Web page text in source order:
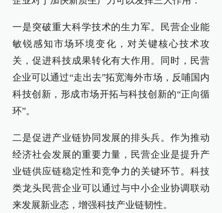
一是突破重大科学技术的生力军。民营企业能
敏锐感知市场环境变化，对关键核心技术攻
关，促进科技成果转化有大作用。同时，民营
企业可以通过“走出去”拓宽海外市场，反哺国内
科技创新，形成市场开拓与科技创新的“正向循
环”。
二是促进产业链协同发展的排头兵。作为推动
经济社会发展的重要力量，民营企业是提升产
业链供应链稳定性和竞争力的关键环节。科技
类龙头民营企业可以通过与中小企业协调联动
来发展新业态，增强科技产业链韧性。